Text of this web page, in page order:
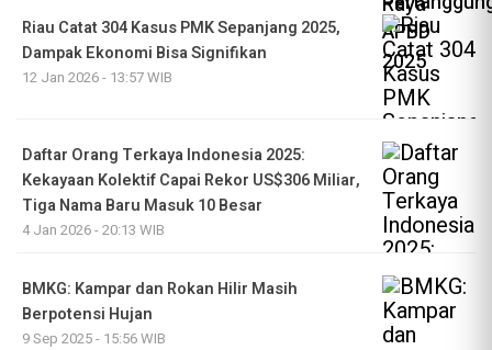
Riau Catat 304 Kasus PMK Sepanjang 2025,
Dampak Ekonomi Bisa Signifikan
12 Jan 2026 - 13:57 WIB
Daftar Orang Terkaya Indonesia 2025:
Kekayaan Kolektif Capai Rekor US$306 Miliar,
Tiga Nama Baru Masuk 10 Besar
4 Jan 2026 - 20:13 WIB
BMKG: Kampar dan Rokan Hilir Masih
Berpotensi Hujan
9 Sep 2025 - 15:56 WIB